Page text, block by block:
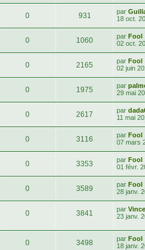
0 931 par
18 oct.
0 1060 par Fool
02 oct.
0 2165 par Fool
02 juin
0 1975 par
29 mai
0 2617 par
11 mai
0 3116 par Fool
07 mars
0 3353 par Fool
01 févr.
0 3589 par Fool
28 janv.
0 3841 par
23 janv.
0 3498 par Fool
18 janv.